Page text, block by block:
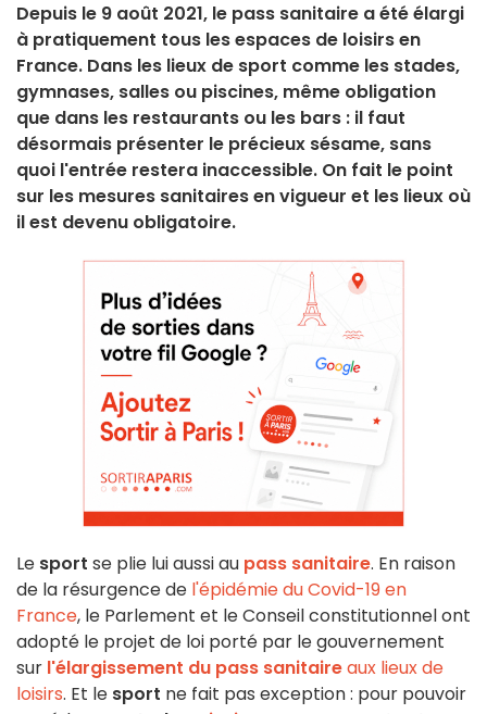
Depuis le 9 août 2021, le pass sanitaire a été élargi
à pratiquement tous les espaces de loisirs en
France. Dans les lieux de sport comme les stades,
gymnases, salles ou piscines, même obligation
que dans les restaurants ou les bars : il faut
désormais présenter le précieux sésame, sans
quoi l'entrée restera inaccessible. On fait le point
sur les mesures sanitaires en vigueur et les lieux où
il est devenu obligatoire.
Le sport se plie lui aussi au pass sanitaire. En raison
de la résurgence de l'épidémie du Covid-19 en
France, le Parlement et le Conseil constitutionnel ont
adopté le projet de loi porté par le gouvernement
sur l'élargissement du pass sanitaireaux lieux de
loisirs. Et le sport ne fait pas exception : pour pouvoir